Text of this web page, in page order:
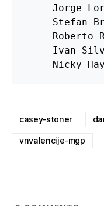
Jorge
Stefan
Roberto
Ivan
Nicky
casey-stoner
vnvalencije-mgp